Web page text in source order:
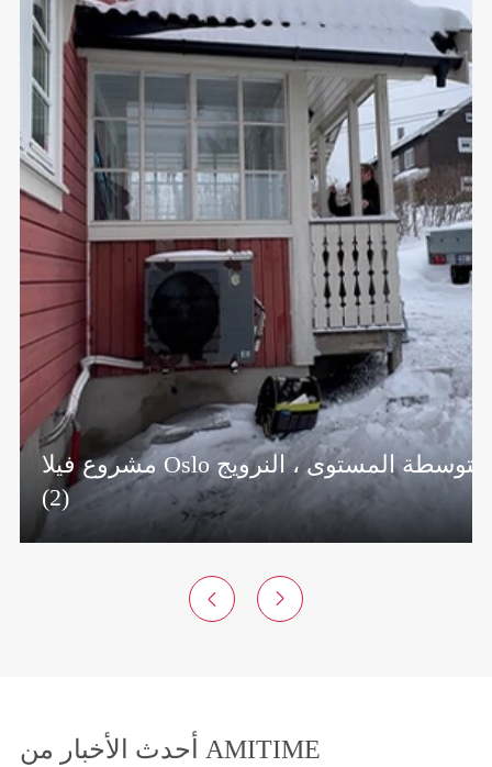
مشروع فيلا Oslo متوسطة المستوى ، النرويج
(2)
 
أحدث الأخبار من AMITIME